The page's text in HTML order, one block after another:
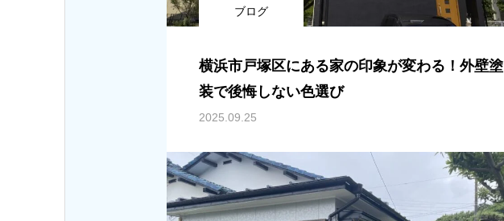
ブログ
横浜市戸塚区にある家の印象が変わる！外壁塗
装で後悔しない色選び
2025.09.25